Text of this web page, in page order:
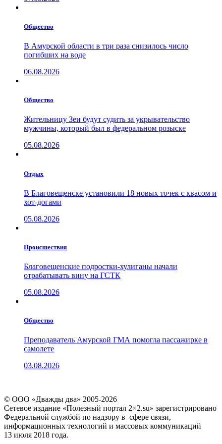
Общество
В Амурской области в три раза снизилось число
погибших на воде
06.08.2026
Общество
Жительницу Зеи будут судить за укрывательство
мужчины, который был в федеральном розыске
05.08.2026
Отдых
В Благовещенске установили 18 новых точек с квасом и
хот-догами
05.08.2026
Проиcшествия
Благовещенские подростки-хулиганы начали
отрабатывать вину на ГСТК
05.08.2026
Общество
Преподаватель Амурской ГМА помогла пассажирке в
самолете
03.08.2026
© ООО «Дважды два» 2005-2026
Сетевое издание «Полезный портал 2×2.su» зарегистрировано
Федеральной службой по надзору в сфере связи,
информационных технологий и массовых коммуникаций
13 июля 2018 года.